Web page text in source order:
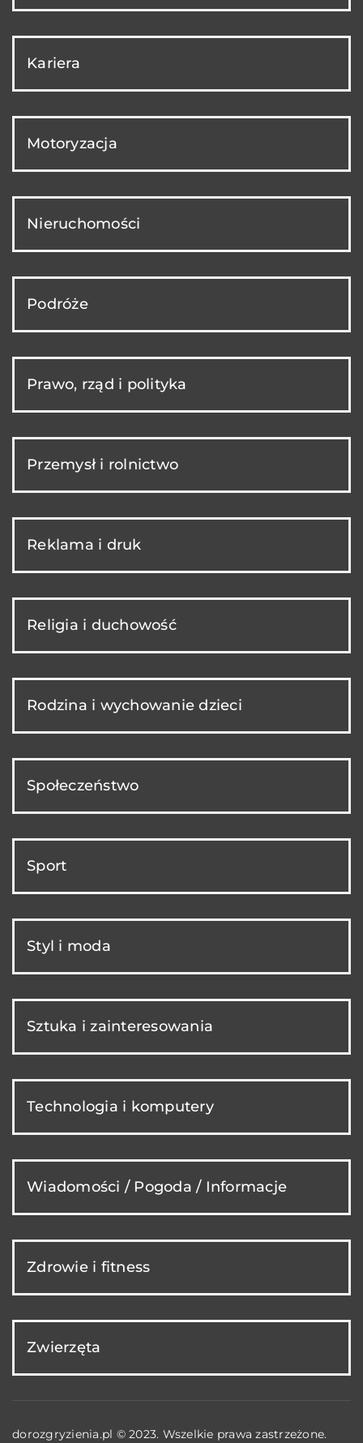
Kariera
Motoryzacja
Nieruchomości
Podróże
Prawo, rząd i polityka
Przemysł i rolnictwo
Reklama i druk
Religia i duchowość
Rodzina i wychowanie dzieci
Społeczeństwo
Sport
Styl i moda
Sztuka i zainteresowania
Technologia i komputery
Wiadomości / Pogoda / Informacje
Zdrowie i fitness
Zwierzęta
dorozgryzienia.pl © 2023. Wszelkie prawa zastrzeżone.